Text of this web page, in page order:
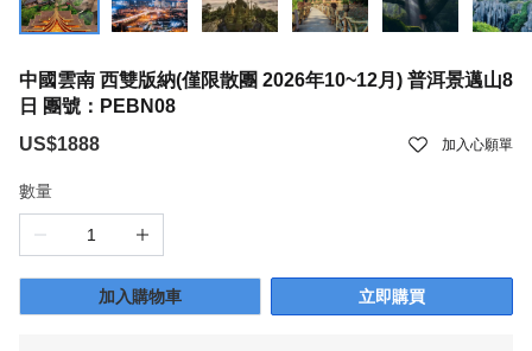
中國雲南 西雙版納(僅限散團 2026年10~12月) 普洱景邁山8
日 團號：PEBN08
US$1888
加入心願單
數量
加入購物車 立即購買